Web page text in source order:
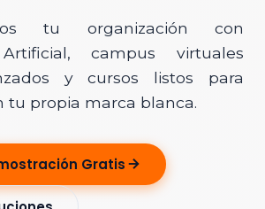
tu organización con
campus virtuales
y cursos listos para
tu propia marca blanca.
Gratis